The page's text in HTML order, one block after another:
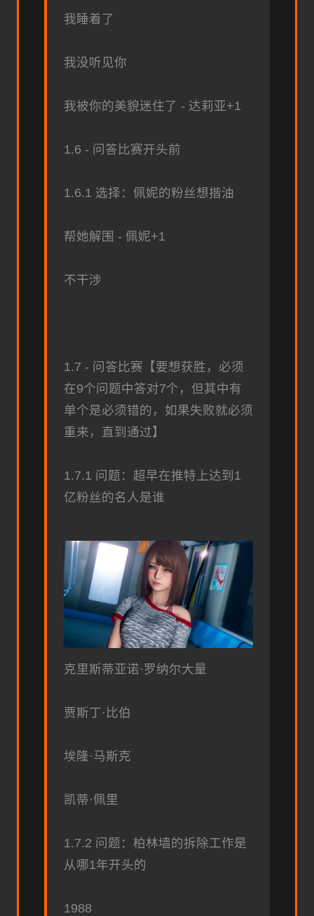
我睡着了
我没听见你
我被你的美貌迷住了 - 达莉亚+1
1.6 - 问答比赛开头前
1.6.1 选择：佩妮的粉丝想揩油
帮她解围 - 佩妮+1
不干涉
1.7 - 问答比赛【要想获胜，必须
在9个问题中答对7个，但其中有
单个是必须错的，如果失败就必须
重来，直到通过】
1.7.1 问题：超早在推特上达到1
亿粉丝的名人是谁
克里斯蒂亚诺·罗纳尔大量
贾斯丁·比伯
埃隆·马斯克
凯蒂·佩里
1.7.2 问题：柏林墙的拆除工作是
从哪1年开头的
1988